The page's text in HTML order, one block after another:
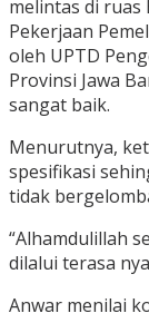
melintas di ruas
Pekerjaan
oleh UPTD
Provinsi Jawa
sangat baik.
Menurutnya,
spesifikasi
tidak
“Alhamdulillah
dilalui terasa
Anwar menilai